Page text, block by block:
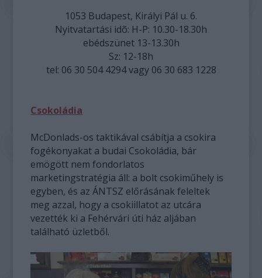
1053 Budapest, Királyi Pál u. 6.
Nyitvatartási idõ: H-P: 10.30-18.30h
ebédszünet 13-13.30h
Sz: 12-18h
tel: 06 30 504 4294 vagy 06 30 683 1228
Csokoládia
McDonlads-os taktikával csábítja a csokira
fogékonyakat a budai Csokoládia, bár
emögött nem fondorlatos
marketingstratégia áll: a bolt csokiműhely is
egyben, és az ÁNTSZ előrásának feleltek
meg azzal, hogy a csokiillatot az utcára
vezették ki a Fehérvári úti ház aljában
található üzletből.